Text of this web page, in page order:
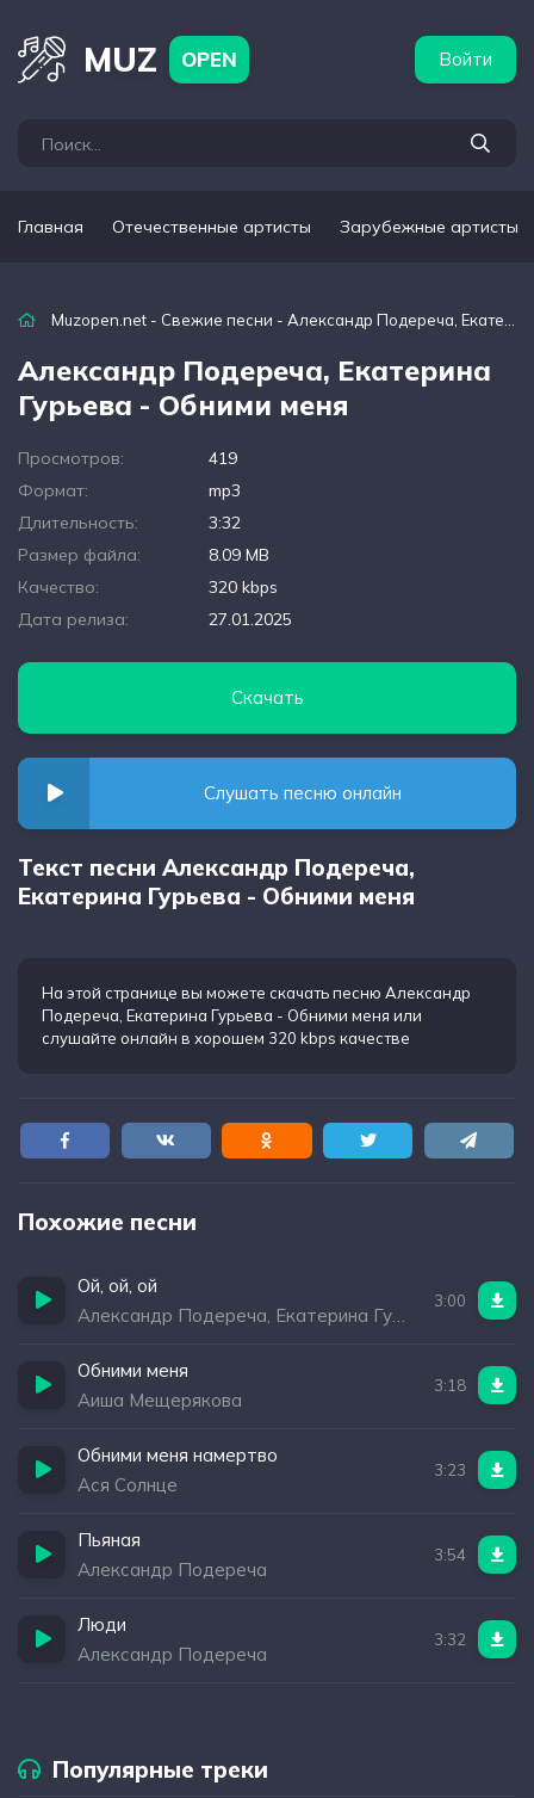
MUZ OPEN Войти
Главная Отечественные артисты Зарубежные артисты
Muzopen.net - Свежие песни - Александр Подереча, Екатерина Гурьева - Обними меня
Александр Подереча, Екатерина
Гурьева - Обними меня
Просмотров:
419
Формат:
mp3
Длительность:
3:32
Размер файла:
8.09 MB
Качество:
320 kbps
Дата релиза:
27.01.2025
Скачать
Слушать песню онлайн
Текст песни Александр Подереча,
Екатерина Гурьева - Обними меня
На этой странице вы можете скачать песню Александр
Подереча, Екатерина Гурьева - Обними меня или
слушайте онлайн в хорошем 320 kbps качестве
Похожие песни
Ой, ой, ой
Александр Подереча, Екатерина Гурьева
3:00
Обними меня
Аиша Мещерякова
3:18
Обними меня намертво
Ася Солнце
3:23
Пьяная
Александр Подереча
3:54
Люди
Александр Подереча
3:32
Популярные треки
артисты Популярные подборки